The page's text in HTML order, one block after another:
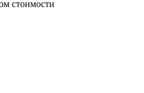
стоимости